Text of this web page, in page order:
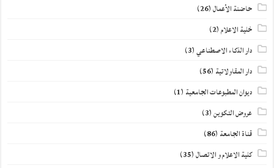
حاضنة الأعمال(26)
خلية الاعلام(2)
دار الذكاء الاصطناعي(3)
دار المقاولاتية (56)
ديوان المطبوعات الجامعية (1)
عروض التكوين(3)
قناة الجامعة (86)
كلية الاعلام و الاتصال(35)